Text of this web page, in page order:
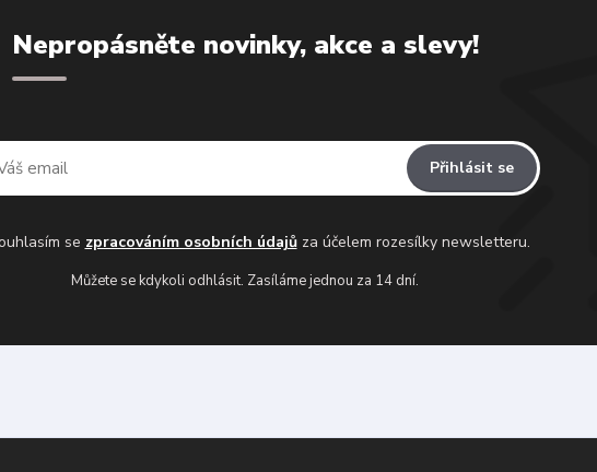
Nepropásněte novinky, akce a slevy!
Přihlásit se
se zpracováním osobních údajůza účelem rozesílky newsletteru.
Můžete se kdykoli odhlásit. Zasíláme jednou za 14 dní.